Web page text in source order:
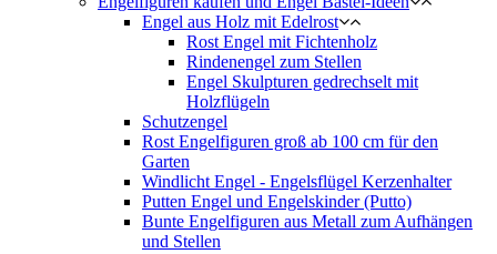
Engel aus Holz mit Edelrost
Rost Engel mit Fichtenholz
Rindenengel zum Stellen
Engel Skulpturen gedrechselt mit
Holzflügeln
Schutzengel
Rost Engelfiguren groß ab 100 cm für den
Garten
Windlicht Engel - Engelsflügel Kerzenhalter
Putten Engel und Engelskinder (Putto)
Bunte Engelfiguren aus Metall zum Aufhängen
und Stellen